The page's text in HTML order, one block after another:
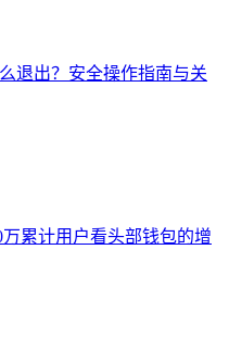
退出？安全操作指南与关
累计用户看头部钱包的增